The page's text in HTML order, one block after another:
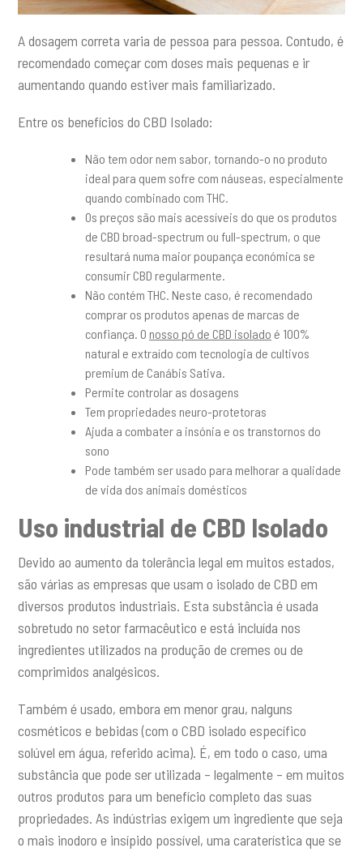
A dosagem correta varia de pessoa para pessoa. Contudo, é
recomendado começar com doses mais pequenas e ir
aumentando quando estiver mais familiarizado.
Entre os benefícios do CBD Isolado:
Não tem odor nem sabor, tornando-o no produto
ideal para quem sofre com náuseas, especialmente
quando combinado com THC.
Os preços são mais acessíveis do que os produtos
de CBD broad-spectrum ou full-spectrum, o que
resultará numa maior poupança económica se
consumir CBD regularmente.
Não contém THC. Neste caso, é recomendado
comprar os produtos apenas de marcas de
confiança. O nosso pó de CBD isolado é 100%
natural e extraído com tecnologia de cultivos
premium de Canábis Sativa.
Permite controlar as dosagens
Tem propriedades neuro-protetoras
Ajuda a combater a insónia e os transtornos do
sono
Pode também ser usado para melhorar a qualidade
de vida dos animais domésticos
Uso industrial de CBD Isolado
Devido ao aumento da tolerância legal em muitos estados,
são várias as empresas que usam o isolado de CBD em
diversos produtos industriais. Esta substância é usada
sobretudo no setor farmacêutico e está incluída nos
ingredientes utilizados na produção de cremes ou de
comprimidos analgésicos.
Também é usado, embora em menor grau, nalguns
cosméticos e bebidas (com o CBD isolado específico
solúvel em água, referido acima). É, em todo o caso, uma
substância que pode ser utilizada – legalmente – em muitos
outros produtos para um benefício completo das suas
propriedades. As indústrias exigem um ingrediente que seja
o mais inodoro e insípido possível, uma caraterística que se